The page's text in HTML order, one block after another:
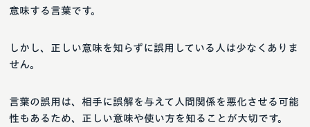
言葉の誤用は、相手に誤解を与えて人間関係を悪化させる可能
性もあるため、正しい意味や使い方を知ることが大切です。
しかし、正しい意味を知らずに誤用している人は少なくありま
せん。
意味する言葉です。